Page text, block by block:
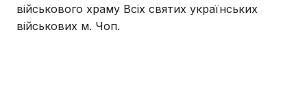
військового храму Всіх святих українських
військових м. Чоп.